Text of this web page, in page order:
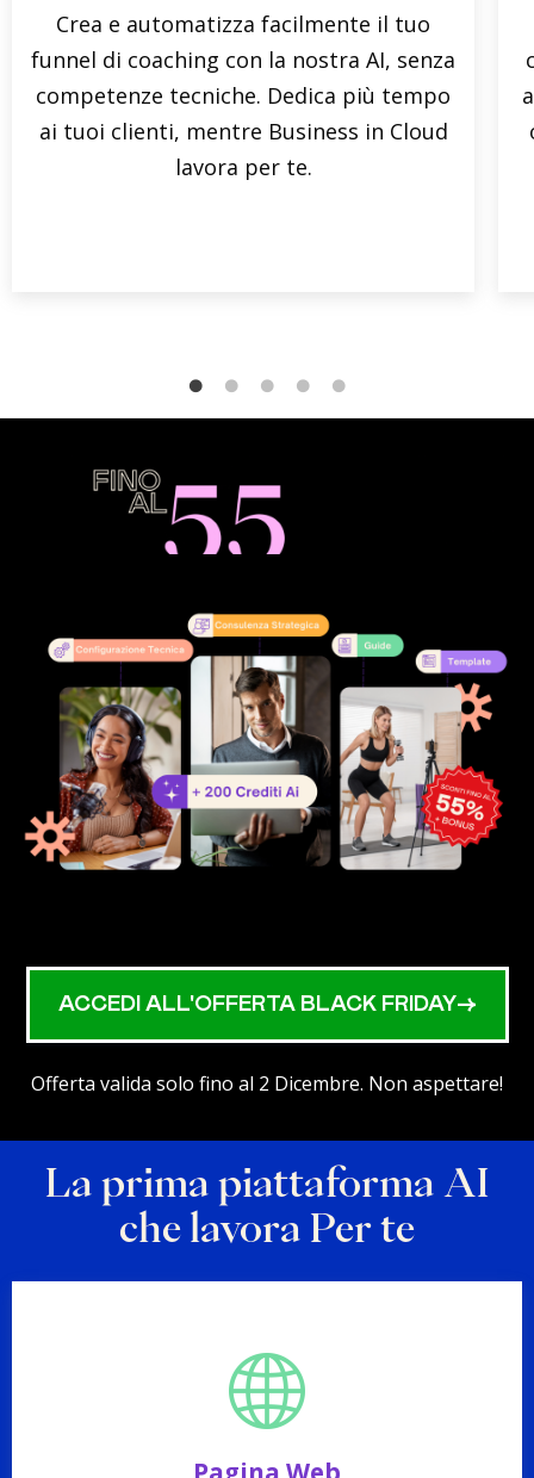
Crea e automatizza facilmente il tuo
funnel di coaching con la nostra AI, senza
competenze tecniche. Dedica più tempo
ai tuoi clienti, mentre Business in Cloud
lavora per te.
ACCEDI ALL'OFFERTA BLACK FRIDAY->
Offerta valida solo fino al 2 Dicembre. Non aspettare!
La prima piattaforma AI
che lavora Per te